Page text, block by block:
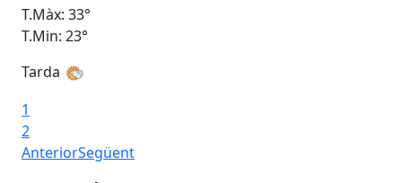
T.Màx: 33°
T.Min: 23°
Tarda
1
2
AnteriorSegüent